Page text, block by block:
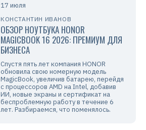
17 июля
КОНСТАНТИН ИВАНОВ
ОБЗОР НОУТБУКА HONOR
MAGICBOOK 16 2026: ПРЕМИУМ ДЛЯ
БИЗНЕСА
Спустя пять лет компания HONOR
обновила свою номерную модель
MagicBook, увеличив батарею, перейдя
с процессоров AMD на Intel, добавив
ИИ, новые экраны и сертификат на
беспроблемную работу в течение 6
лет. Разбираемся, что поменялось.